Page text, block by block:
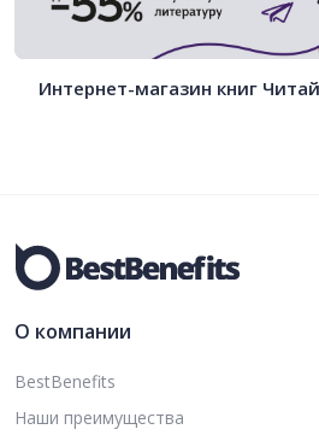
Интернет-магазин книг
О компании
BestBenefits
Наши преимущества